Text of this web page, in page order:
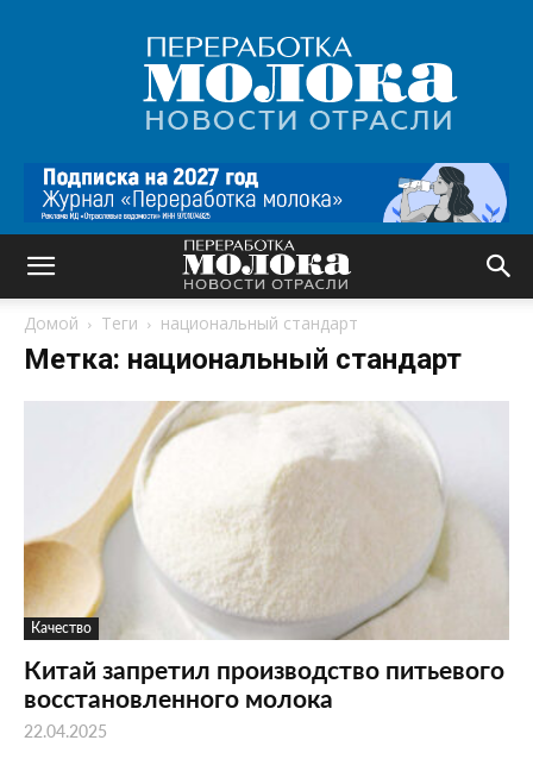
Переработка
молока
|
Новости
Домой Теги национальный стандарт
Метка: национальный стандарт
Качество
Китай запретил производство питьевого
восстановленного молока
22.04.2025